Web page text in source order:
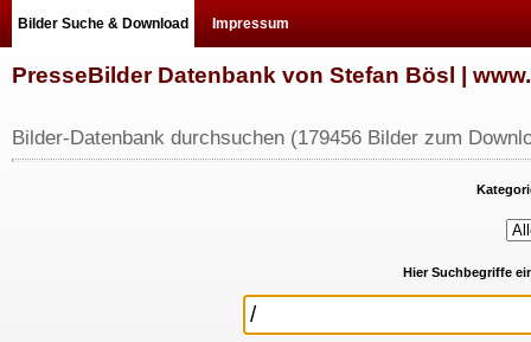
Bilder Suche & Download Impressum
PresseBilder Datenbank von Stefan Bösl |
Bilder-Datenbank durchsuchen (179456 Bilder zum
Hier Suchbegriffe